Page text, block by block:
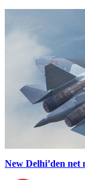
New Delhi’den net